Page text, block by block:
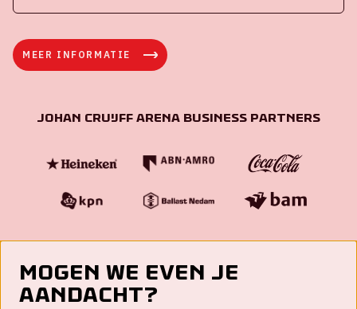
MEER INFORMATIE
Johan Cruijff ArenA Business Partners
Mogen we even je
aandacht?